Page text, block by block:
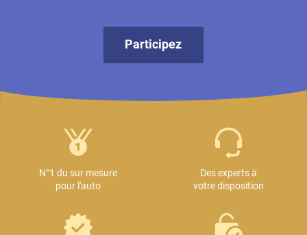
Participez
N°1 du sur mesure
pour l'auto
Des experts à
votre disposition